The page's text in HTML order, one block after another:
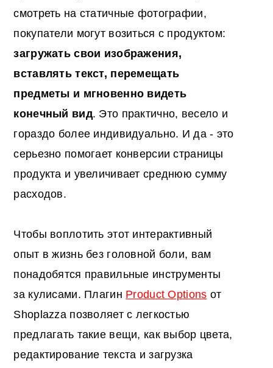
смотреть на статичные фотографии,
покупатели могут возиться с продуктом:
загружать свои изображения,
вставлять текст, перемещать
предметы и мгновенно видеть
конечный вид. Это практично, весело и
гораздо более индивидуально. И да - это
серьезно помогает конверсии страницы
продукта и увеличивает среднюю сумму
расходов.
Чтобы воплотить этот интерактивный
опыт в жизнь без головной боли, вам
понадобятся правильные инструменты
за кулисами. Плагин Product Options от
Shoplazza позволяет с легкостью
предлагать такие вещи, как выбор цвета,
редактирование текста и загрузка